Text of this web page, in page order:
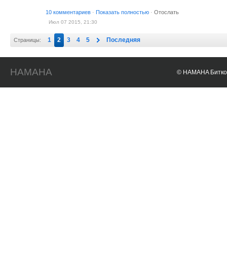
10 комментариев · Показать полностью · Отослать
Июл 07 2015, 21:30
Страницы: 1 2 3 4 5 Последняя
HAMAHA © HAMAHA